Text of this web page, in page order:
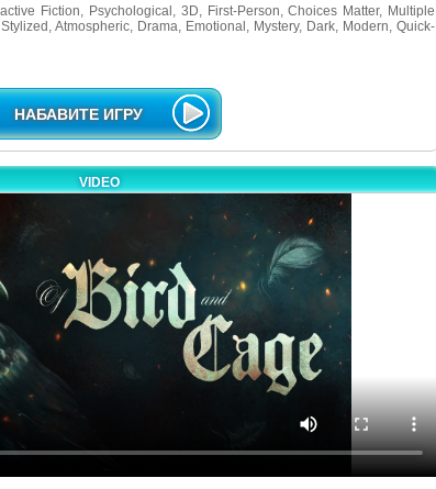
Fiction, Psychological, 3D, First-Person, Choices Matter, Multiple
Atmospheric, Drama, Emotional, Mystery, Dark, Modern, Quick-
НАБАВИТЕ ИГРУ
VIDEO